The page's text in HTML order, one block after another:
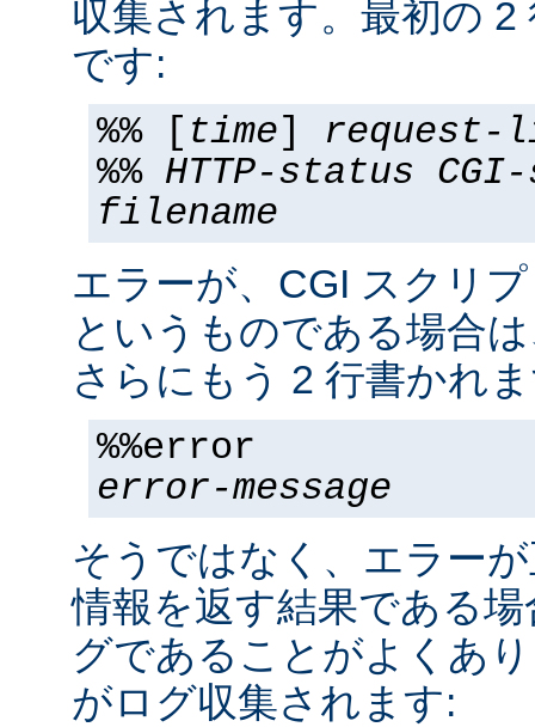
収集されます。最初の 2
です:
%% [ time] request-
%% HTTP-status
filename
エラーが、CGI スクリ
というものである場合
さらにもう 2 行書かれ
%%error
error-message
そうではなく、エラー
情報を返す結果である
グであることがよくあ
がログ収集されます: